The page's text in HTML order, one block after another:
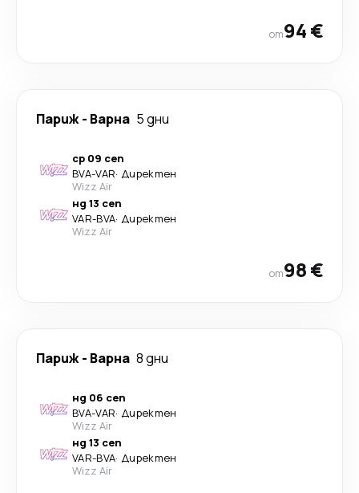
от94 €
Париж- Варна 5 дни
ср 09 сеп
BVA-VAR· Директен
Wizz Air
нд 13 сеп
VAR-BVA· Директен
Wizz Air
от98 €
Париж- Варна 8 дни
нд 06 сеп
BVA-VAR· Директен
Wizz Air
нд 13 сеп
VAR-BVA· Директен
Wizz Air